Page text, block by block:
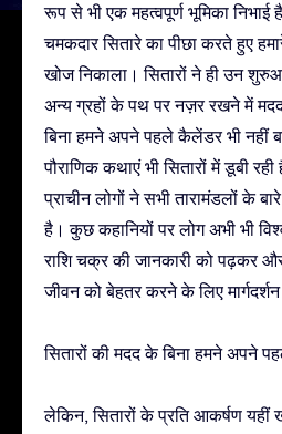
रूप से भी एक महत्वपूर्ण भूमिका निभाई
चमकदार सितारे का पीछा करते हुए
खोज निकाला। सितारों ने ही उन
अन्य ग्रहों के पथ पर नज़र रखने में
बिना हमने अपने पहले कैलेंडर भी नहीं
पौराणिक कथाएं भी सितारों में डूबी
प्राचीन लोगों ने सभी तारामंडलों के
है। कुछ कहानियों पर लोग अभी भी
राशि चक्र की जानकारी को पढ़कर
जीवन को बेहतर करने के लिए
सितारों की मदद के बिना हमने अपने
लेकिन, सितारों के प्रति आकर्षण यहीं